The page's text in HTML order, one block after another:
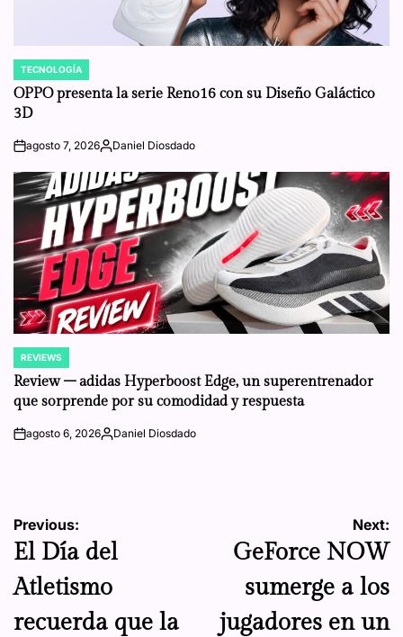
POSTED
IN
TECNOLOGÍA
OPPO presenta la serie Reno16 con su Diseño Galáctico
3D
onagosto 7, 2026Posted
Daniel Diosdado
POSTED
IN
REVIEWS
Review – adidas Hyperboost Edge, un superentrenador
que sorprende por su comodidad y respuesta
onagosto 6, 2026Posted
Daniel Diosdado
Navegación
de
entradas
Previous:
El Día del
Atletismo
recuerda que la
Next:
GeForce NOW
sumerge a los
jugadores en un